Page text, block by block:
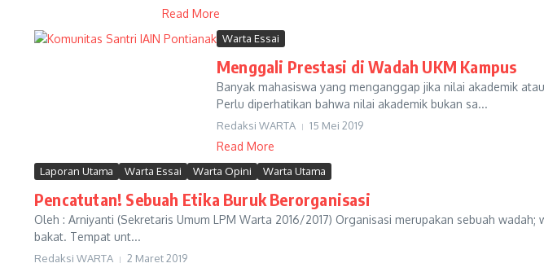
Read More
Warta Essai
Menggali Prestasi di Wadah UKM Kampus
Banyak mahasiswa yang menganggap jika nilai akademik
Perlu diperhatikan bahwa nilai akademik bukan sa...
Redaksi WARTA 15 Mei 2019
Read More
Laporan Utama Warta Essai Warta Opini Warta Utama
Pencatutan! Sebuah Etika Buruk Berorganisasi
Oleh : Arniyanti (Sekretaris Umum LPM Warta 2016/2017) Organisasi merupakan sebuah
bakat. Tempat unt...
Redaksi WARTA 2 Maret 2019